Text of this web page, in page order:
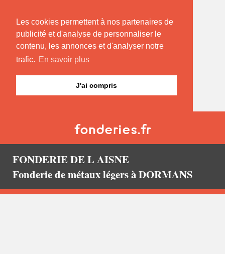
Les cookies permettent à nos partenaires de
publicité et d'analyse de personnaliser le
contenu, les annonces et d'analyser notre
trafic. En savoir plus
J'ai compris
FONDERIE DE L AISNE
Fonderie de métaux légers à DORMANS